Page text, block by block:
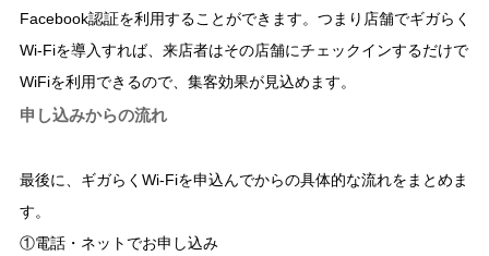
Facebook認証を利用することができます。つまり店舗でギガらく
Wi-Fiを導入すれば、来店者はその店舗にチェックインするだけで
WiFiを利用できるので、集客効果が見込めます。
申し込みからの流れ
最後に、ギガらくWi-Fiを申込んでからの具体的な流れをまとめま
す。
①電話・ネットでお申し込み